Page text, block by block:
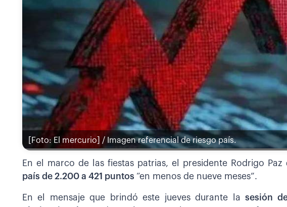
[Foto: El mercurio] / Imagen referencial de riesgo país.
En el marco de las fiestas patrias, el presidente Rodrigo Paz
país de 2.200 a 421 puntos “en menos de nueve meses”.
En el mensaje que brindó este jueves durante lasesión